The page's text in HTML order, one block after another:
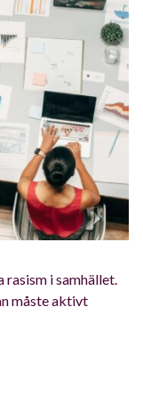
i samhället.
måste aktivt